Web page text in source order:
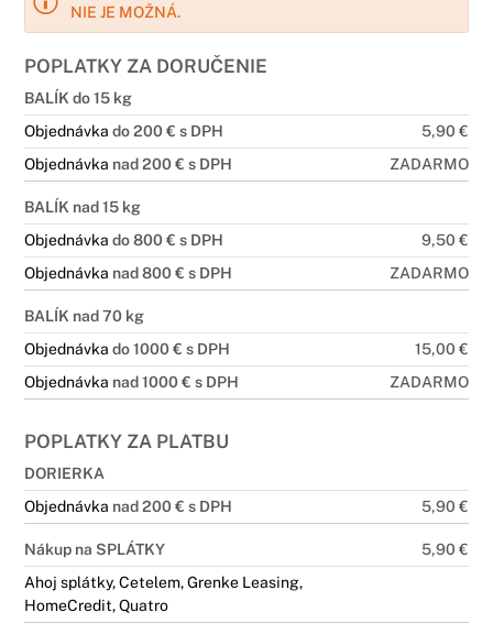
NIE JE MOŽNÁ.
POPLATKY ZA DORUČENIE
BALÍK do 15 kg
Objednávka do 200 € s DPH
5,90 €
Objednávka nad 200 € s DPH ZADARMO
BALÍK nad 15 kg
Objednávka do 800 € s DPH
9,50 €
Objednávka nad 800 € s DPH ZADARMO
BALÍK nad 70 kg
Objednávka do 1000 € s DPH
15,00 €
Objednávka nad 1000 € s DPH ZADARMO
POPLATKY ZA PLATBU
DORIERKA
Objednávka nad 200 € s DPH 5,90 €
Nákup na SPLÁTKY
5,90 €
Ahoj splátky, Cetelem, Grenke Leasing,
HomeCredit, Quatro